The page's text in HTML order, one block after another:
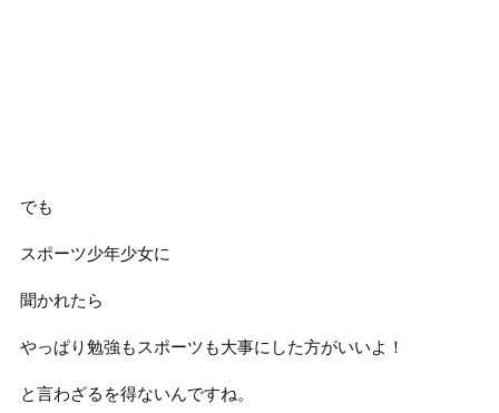
でも
スポーツ少年少女に
聞かれたら
やっぱり勉強もスポーツも大事にした方がいいよ！
と言わざるを得ないんですね。